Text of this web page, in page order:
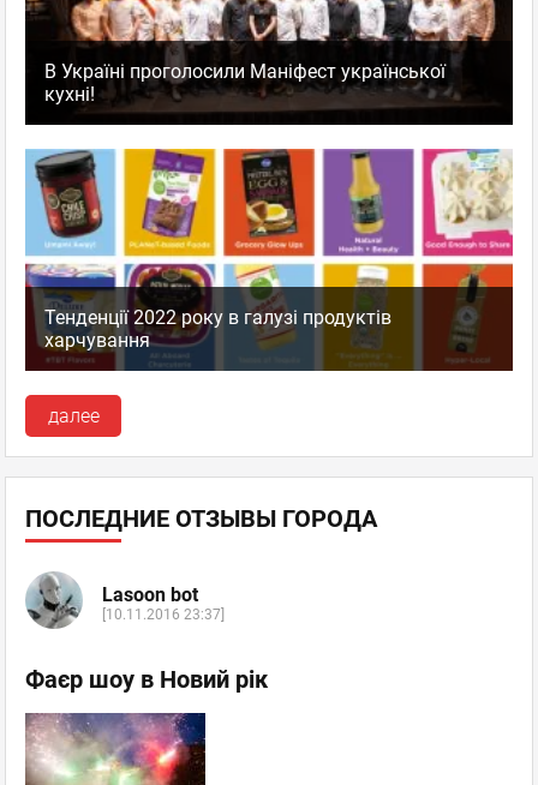
В Україні проголосили Маніфест української
кухні!
Тенденції 2022 року в галузі продуктів
харчування
далее
ПОСЛЕДНИЕ ОТЗЫВЫ ГОРОДА
Lasoon bot
[10.11.2016 23:37]
Фаєр шоу в Новий рік